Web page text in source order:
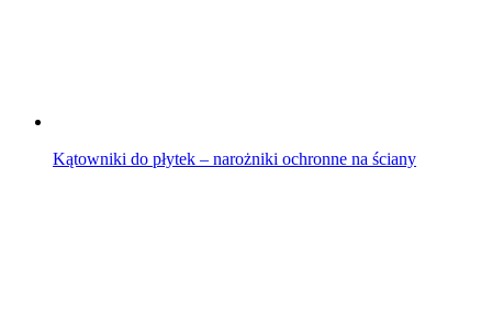
Kątowniki do płytek – narożniki ochronne na ściany